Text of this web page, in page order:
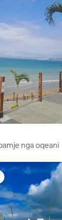
nga oqeani
të klientëve